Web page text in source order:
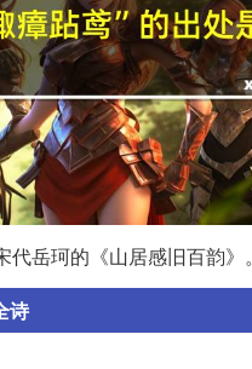
代岳珂的《山居感旧百韵》。
诗